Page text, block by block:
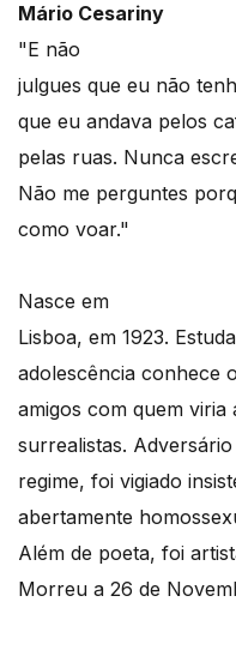
Mário Cesariny
"E não
julgues que eu não
que eu andava pelos
pelas ruas. Nunca
Não me perguntes
como voar."
Nasce em
Lisboa, em 1923.
adolescência conhece
amigos com quem viria
surrealistas. Adversário
regime, foi vigiado
abertamente
Além de poeta, foi
Morreu a 26 de